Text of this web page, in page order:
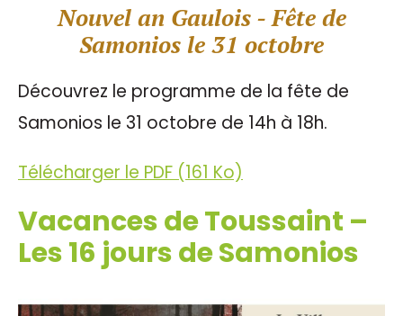
Nouvel an Gaulois - Fête de
Samonios le 31 octobre
Découvrez le programme de la fête de
Samonios le 31 octobre de 14h à 18h.
Télécharger le PDF (161 Ko)
Vacances de Toussaint –
Les 16 jours de Samonios